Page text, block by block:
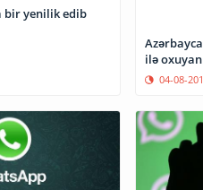
bir yenilik edib
ilə
04-08-